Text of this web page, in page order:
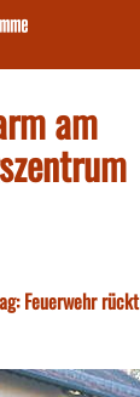
am
Feuerwehr